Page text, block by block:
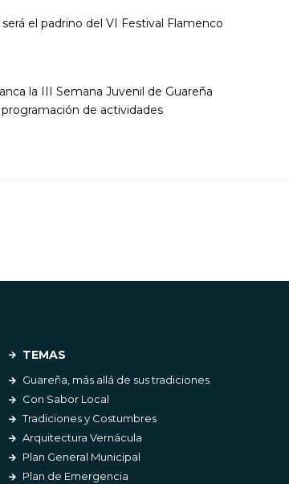
el padrino del VI Festival Flamenco
la III Semana Juvenil de Guareña
de actividades
TEMAS
Guareña, más allá de sus tradiciones
Con Sabor Local
Tradiciones y Costumbres
Arquitectura Vernácula
Plan General Municipal
Plan de Emergencia